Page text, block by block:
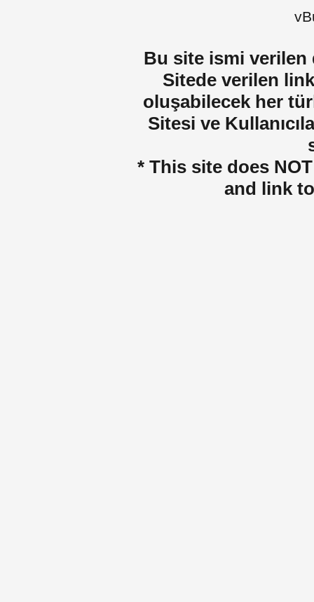
Bu site ismi verilen
Sitede verilen
oluşabilecek her
Sitesi ve
* This site does
and link